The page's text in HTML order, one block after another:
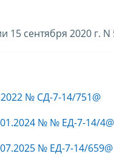
15 сентября 2020 г. N
№ СД-7-14/751@
№ № ЕД-7-14/4@
№ ЕД-7-14/659@